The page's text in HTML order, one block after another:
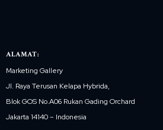
ALAMAT:
Marketing Gallery
Jl. Raya Terusan Kelapa Hybrida,
Blok GOS No.A06 Rukan Gading Orchard
Jakarta 14140 – Indonesia